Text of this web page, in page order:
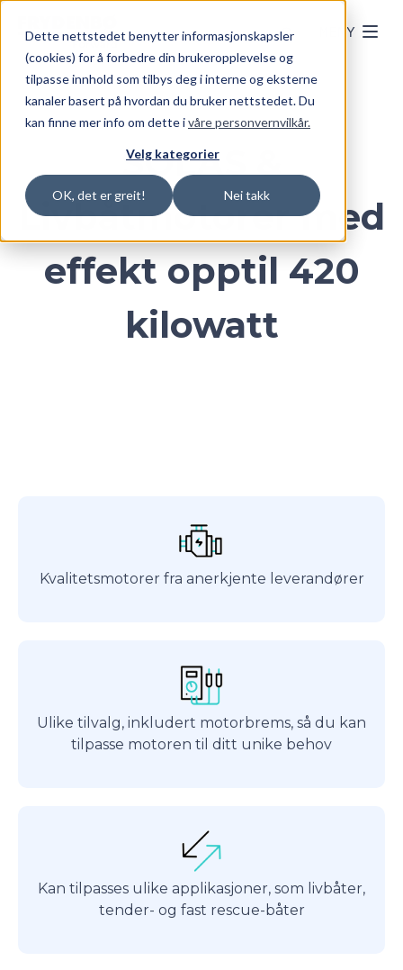
Dette nettstedet benytter informasjonskapsler
(cookies) for å forbedre din brukeropplevelse og
tilpasse innhold som tilbys deg i interne og eksterne
kanaler basert på hvordan du bruker nettstedet. Du
kan finne mer info om dette ivåre personvernvilkår.
Velg kategorier
OK, det er greit! Nei takk
MENY
SOLAS &
Livbåtmotorer med
effekt opptil 420
kilowatt
Kvalitetsmotorer fra anerkjente leverandører
Ulike tilvalg, inkludert motorbrems, så du kan
tilpasse motoren til ditt unike behov
Kan tilpasses ulike applikasjoner, som livbåter,
tender- og fast rescue-båter